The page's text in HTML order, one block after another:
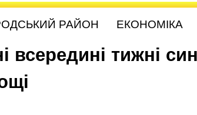
РАЙОН ЕКОНОМІКА
всередині тижні